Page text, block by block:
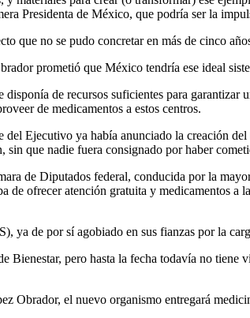
Presidenta de México, que podría ser la
que no se pudo concretar en más de cinco
prometió que México tendría ese ideal
de recursos suficientes para garantizar
de medicamentos a estos centros.
del Ejecutivo ya había anunciado la creación
que nadie fuera consignado por haber
de Diputados federal, conducida por la
de ofrecer atención gratuita y medicamentos
ya de por sí agobiado en sus fianzas por la
pero hasta la fecha todavía no
Obrador, el nuevo organismo entregará